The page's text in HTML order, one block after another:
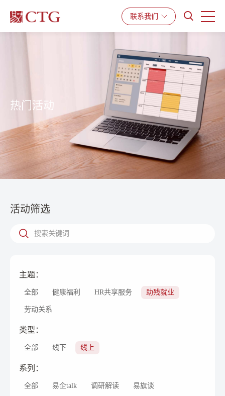
解决方案 资源中心
联系我们
热门活动
活动筛选
主题：
全部 健康福利 HR共享服务 助残就业
劳动关系
类型：
全部 线下 线上
系列：
全部 易企talk 调研解读 易旗谈